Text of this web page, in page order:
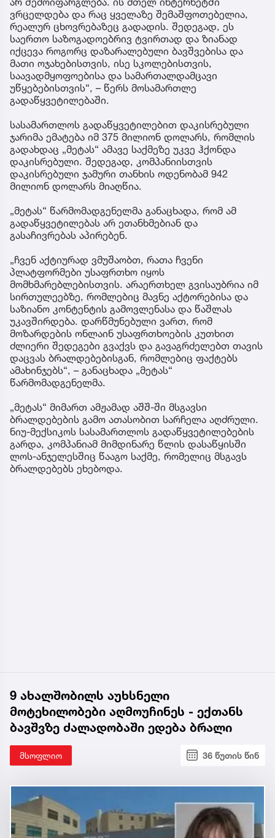
ვრცელდება და რაც ყველაზე შემაშფოთებელია,
რეალურ ცხოვრებაზეც გადადის. შედეგად, ეს
საერთო საზოგადოებრივ ტვირთად და ზიანად
იქცევა როგორც დაზარალებული ბავშვებისა და
მათი ოჯახებისთვის, ისე სკოლებისთვის,
საავადმყოფოებისა და სამართალდამცავი
უწყებებისთვის“, – წერს მოსამართლე
გადაწყვეტილებაში.
სასამართლოს გადაწყვეტილებით დაკისრებული
ჯარიმა ემატება იმ 375 მილიონ დოლარს, რომლის
გადახდაც „მეტას“ ამავე საქმეზე უკვე ჰქონდა
დაკისრებული. შედეგად, კომპანიისთვის
დაკისრებული ჯამური თანხის ოდენობამ 942
მილიონ დოლარს მიაღწია.
„მეტას“ წარმომადგენელმა განაცხადა, რომ ამ
გადაწყვეტილებას არ ეთანხმებიან და
გასაჩივრებას აპირებენ.
„ჩვენ აქტიურად ვმუშაობთ, რათა ჩვენი
პლატფორმები უსაფრთხო იყოს
მომხმარებლებისთვის. არაერთხელ გვისაუბრია იმ
სირთულეებზე, რომლებიც მავნე აქტორებისა და
საზიანო კონტენტის გამოვლენასა და წაშლას
უკავშირდება. დარწმუნებული ვართ, რომ
მოზარდების ონლაინ უსაფრთხოების კუთხით
ძლიერი შედეგები გვაქვს და გავაგრძელებთ თავის
დაცვას ბრალდებებისგან, რომლებიც ფაქტებს
ამახინჯებს“, – განაცხადა „მეტას“
წარმომადგენელმა.
„მეტას“ მიმართ ამჟამად აშშ-ში მსგავსი
ბრალდებების გამო ათასობით სარჩელა აღძრული.
ნიუ-მექსიკოს სასამართლოს გადაწყვეტილებების
გარდა, კომპანიამ მიმდინარე წლის დასაწყისში
ლოს-ანჯელესშიც წააგო საქმე, რომელიც მსგავს
ბრალდებებს ეხებოდა.
9 ახალშობილს აუხსნელი
მოტეხილობები აღმოუჩინეს - ექთანს
ბავშვზე ძალადობაში ედება ბრალი
მსოფლიო 36 წუთის წინ